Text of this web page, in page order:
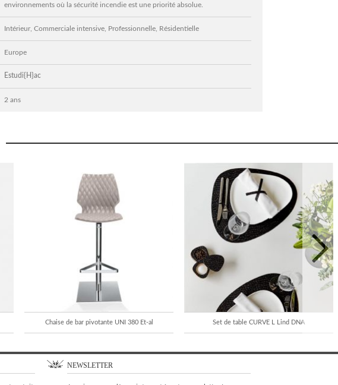
environnements où la sécurité incendie est une priorité absolue.
Intérieur, Commerciale intensive, Professionnelle, Résidentielle
Europe
Estudi{H}ac
2 ans
Chaise de bar pivotante UNI 380 Et-al Set de table CURVE L Lind DNA
NEWSLETTER